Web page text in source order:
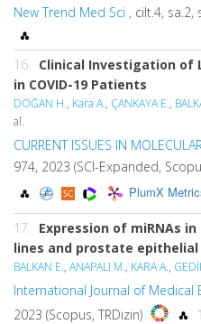
New Trend Med Sci , cilt.4, sa.2,
16. Clinical Investigation of
in COVID-19 Patients
DOĞAN H., Kara A., ÇANKAYA E.,
al.
CURRENT ISSUES IN
974, 2023 (SCI-Expanded,
PlumX
17.
Expression of miRNAs
lines and prostate epithelial
BALKAN E., ANAPALI M., KARA A.,
International Journal of Medical
2023 (Scopus, TRDizin)